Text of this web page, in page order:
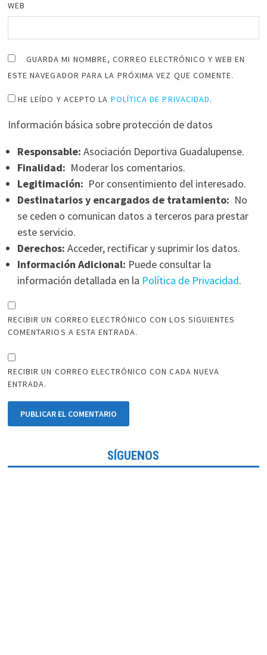
WEB
GUARDA MI NOMBRE, CORREO ELECTRÓNICO Y WEB EN
ESTE NAVEGADOR PARA LA PRÓXIMA VEZ QUE COMENTE.
HE LEÍDO Y ACEPTO LA POLÍTICA DE PRIVACIDAD.
Información básica sobre protección de datos
Responsable: Asociación Deportiva Guadalupense.
Finalidad: Moderar los comentarios.
Legitimación: Por consentimiento del interesado.
Destinatarios y encargados de tratamiento: No
se ceden o comunican datos a terceros para prestar
este servicio.
Derechos: Acceder, rectificar y suprimir los datos.
Información Adicional: Puede consultar la
información detallada en la Política de Privacidad.
RECIBIR UN CORREO ELECTRÓNICO CON LOS SIGUIENTES
COMENTARIOS A ESTA ENTRADA.
RECIBIR UN CORREO ELECTRÓNICO CON CADA NUEVA
ENTRADA.
SÍGUENOS